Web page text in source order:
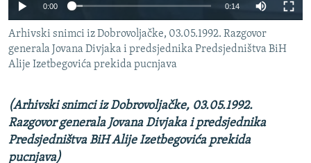
POPLAVE I KLIZIŠTA U BIH 2024.
TV LIBERTY
POST SCRIPTUM
TRI DECENIJE OD RATA U BIH
SVE KARTE DEJTONA
NASTANAK I RASPAD JUGOSLAVIJE
Sve RFE/RL stranice
0:00 0:14
Arhivski snimci iz Dobrovoljačke, 03.05.1992. Razgovor
generala Jovana Divjaka i predsjednika Predsjedništva BiH
Alije Izetbegovića prekida pucnjava
(Arhivski snimci iz Dobrovoljačke, 03.05.1992.
Razgovor generala Jovana Divjaka i predsjednika
Predsjedništva BiH Alije Izetbegovića prekida
pucnjava)